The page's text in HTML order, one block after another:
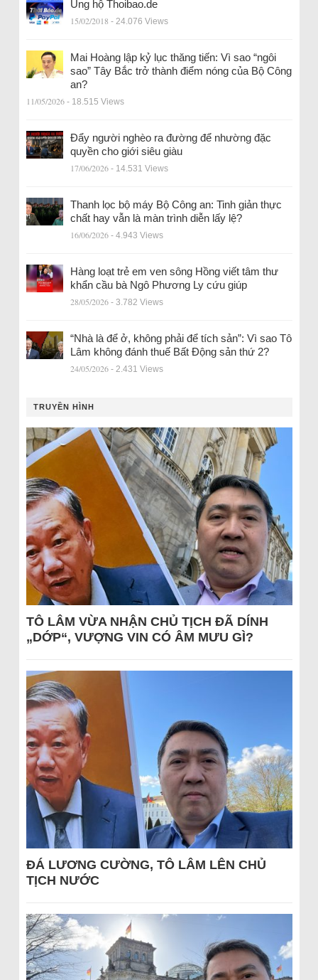
Ủng hộ Thoibao.de
15/02/2018 - 24.076 Views
Mai Hoàng lập kỷ lục thăng tiến: Vì sao “ngôi
sao” Tây Bắc trở thành điểm nóng của Bộ Công
an?
11/05/2026 - 18.515 Views
Đẩy người nghèo ra đường để nhường đặc
quyền cho giới siêu giàu
17/06/2026 - 14.531 Views
Thanh lọc bộ máy Bộ Công an: Tinh giản thực
chất hay vẫn là màn trình diễn lấy lệ?
16/06/2026 - 4.943 Views
Hàng loạt trẻ em ven sông Hồng viết tâm thư
khẩn cầu bà Ngô Phương Ly cứu giúp
28/05/2026 - 3.782 Views
“Nhà là để ở, không phải để tích sản”: Vì sao Tô
Lâm không đánh thuế Bất Động sản thứ 2?
24/05/2026 - 2.431 Views
TRUYỀN HÌNH
TÔ LÂM VỪA NHẬN CHỦ TỊCH ĐÃ DÍNH
„DỚP“, VƯỢNG VIN CÓ ÂM MƯU GÌ?
ĐÁ LƯƠNG CƯỜNG, TÔ LÂM LÊN CHỦ
TỊCH NƯỚC